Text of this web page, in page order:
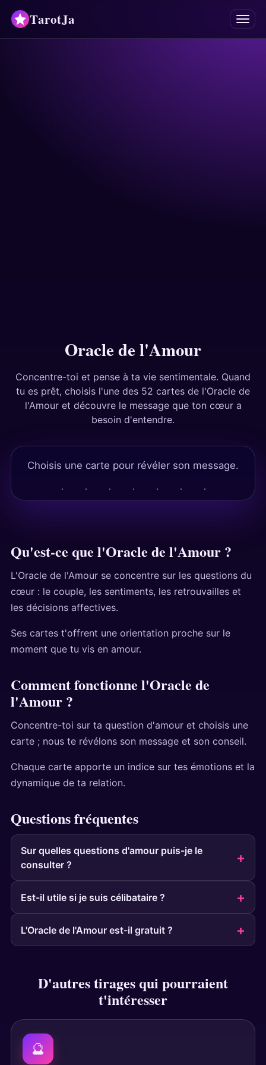
TarotJa Menu
Oracle de l'Amour
Concentre-toi et pense à ta vie sentimentale. Quand
tu es prêt, choisis l'une des 52 cartes de l'Oracle de
l'Amour et découvre le message que ton cœur a
besoin d'entendre.
Choisis une carte pour révéler son message.
Qu'est-ce que l'Oracle de l'Amour ?
L'Oracle de l'Amour se concentre sur les questions du
cœur : le couple, les sentiments, les retrouvailles et
les décisions affectives.
Ses cartes t'offrent une orientation proche sur le
moment que tu vis en amour.
Comment fonctionne l'Oracle de
l'Amour ?
Concentre-toi sur ta question d'amour et choisis une
carte ; nous te révélons son message et son conseil.
Chaque carte apporte un indice sur tes émotions et la
dynamique de ta relation.
Questions fréquentes
Sur quelles questions d'amour puis-je le
consulter ?
Est-il utile si je suis célibataire ?
L'Oracle de l'Amour est-il gratuit ?
D'autres tirages qui pourraient
t'intéresser
🔮